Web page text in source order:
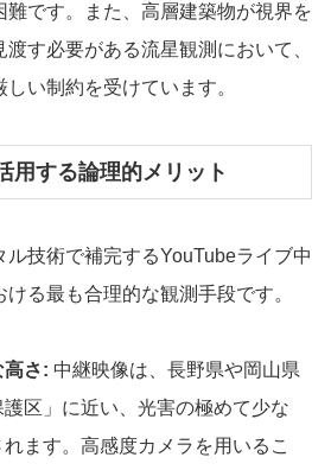
難です。また、高層建築物が視界を
す必要がある流星観測において、
い制約を受けています。
用する論理的メリット
技術で補完するYouTubeライブ中
る最も合理的な観測手段です。
高さ: 中継映像は、長野県や岡山県
区」に近い、光害の極めて少な
ます。高感度カメラを用いるこ